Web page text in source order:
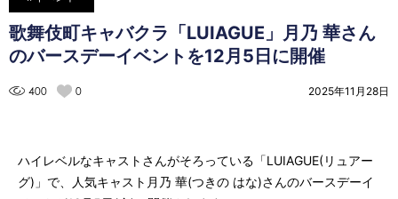
歌舞伎町キャバクラ「LUIAGUE」月乃 華さん
のバースデーイベントを12月5日に開催
2025年11月28日
400 0